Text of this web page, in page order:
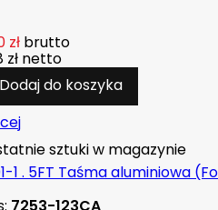
zł brutto
zł netto
Dodaj do koszyka
sztuki w magazynie